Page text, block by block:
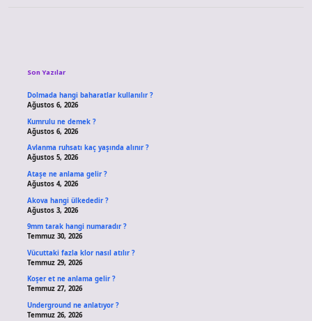
Son Yazılar
Dolmada hangi baharatlar kullanılır ?
Ağustos 6, 2026
Kumrulu ne demek ?
Ağustos 6, 2026
Avlanma ruhsatı kaç yaşında alınır ?
Ağustos 5, 2026
Ataşe ne anlama gelir ?
Ağustos 4, 2026
Akova hangi ülkededir ?
Ağustos 3, 2026
9mm tarak hangi numaradır ?
Temmuz 30, 2026
Vücuttaki fazla klor nasıl atılır ?
Temmuz 29, 2026
Koşer et ne anlama gelir ?
Temmuz 27, 2026
Underground ne anlatıyor ?
Temmuz 26, 2026